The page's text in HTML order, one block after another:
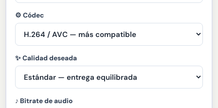
⚙ Códec
✨ Calidad deseada
♪ Bitrate de audio